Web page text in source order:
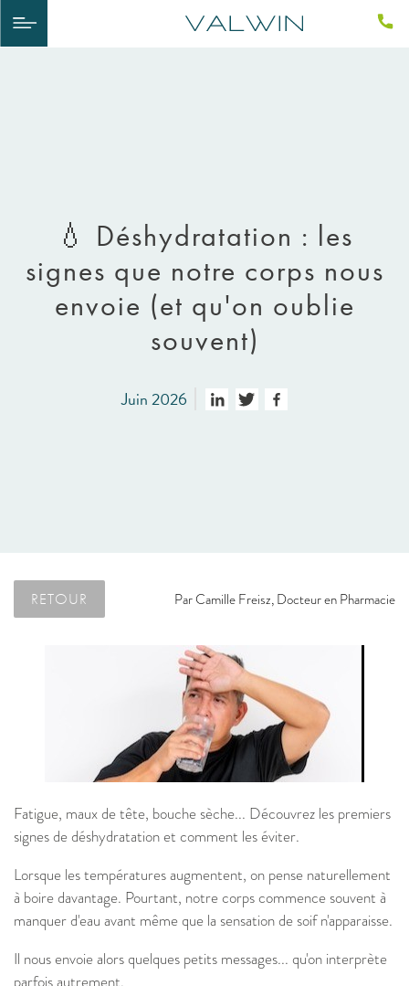
💧 Déshydratation : les
signes que notre corps nous
envoie (et qu'on oublie
souvent)
Juin 2026
RETOUR ParCamille Freisz, Docteur en Pharmacie
Fatigue, maux de tête, bouche sèche... Découvrez les premiers
signes de déshydratation et comment les éviter.
Lorsque les températures augmentent, on pense naturellement
à boire davantage. Pourtant, notre corps commence souvent à
manquer d'eau avant même que la sensation de soif n'apparaisse.
Il nous envoie alors quelques petits messages... qu'on interprète